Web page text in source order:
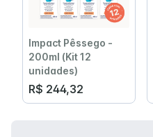
Impact Pêssego -
200ml (Kit 12
unidades)
R$ 244,32